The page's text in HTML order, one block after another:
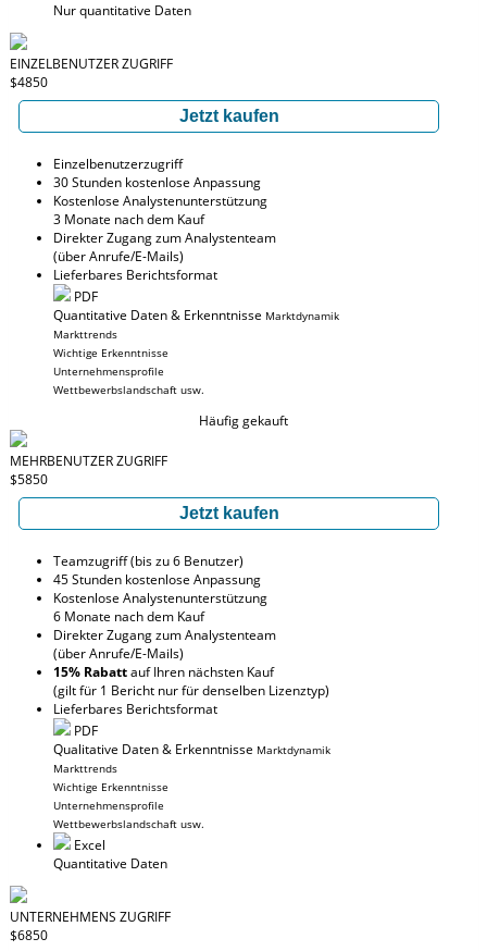
Nur quantitative Daten
EINZELBENUTZER ZUGRIFF
$4850
Jetzt kaufen
Einzelbenutzerzugriff
30 Stunden kostenlose Anpassung
Kostenlose Analystenunterstützung
3 Monate nach dem Kauf
Direkter Zugang zum Analystenteam
(über Anrufe/E-Mails)
Lieferbares Berichtsformat
PDF
Quantitative Daten & Erkenntnisse Marktdynamik
Markttrends
Wichtige Erkenntnisse
Unternehmensprofile
Wettbewerbslandschaft usw.
Häufig gekauft
MEHRBENUTZER ZUGRIFF
$5850
Jetzt kaufen
Teamzugriff (bis zu 6 Benutzer)
45 Stunden kostenlose Anpassung
Kostenlose Analystenunterstützung
6 Monate nach dem Kauf
Direkter Zugang zum Analystenteam
(über Anrufe/E-Mails)
15% Rabattauf Ihren nächsten Kauf
(gilt für 1 Bericht nur für denselben Lizenztyp)
Lieferbares Berichtsformat
PDF
Qualitative Daten & Erkenntnisse Marktdynamik
Markttrends
Wichtige Erkenntnisse
Unternehmensprofile
Wettbewerbslandschaft usw.
Excel
Quantitative Daten
UNTERNEHMENS ZUGRIFF
$6850